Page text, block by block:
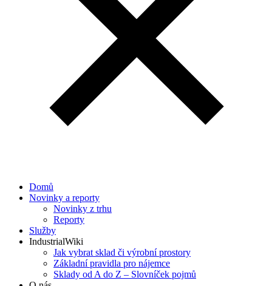
Domů
Novinky a reporty
Novinky z trhu
Reporty
Služby
IndustrialWiki
Jak vybrat sklad či výrobní prostory
Základní pravidla pro nájemce
Sklady od A do Z – Slovníček pojmů